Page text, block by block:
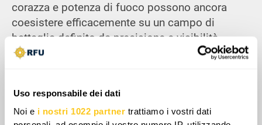
Uso responsabile dei dati
Noi e i nostri 1022 partner trattiamo i vostri dati
corazza e potenza di fuoco possono ancora
coesistere efficacemente su un campo di
battaglia definito da precisione e visibilità.
Russia e Ucraina, ciascuna con risorse e
e logoramento, l’altra su precisione e
conservazione. In questo nuovo contesto, il